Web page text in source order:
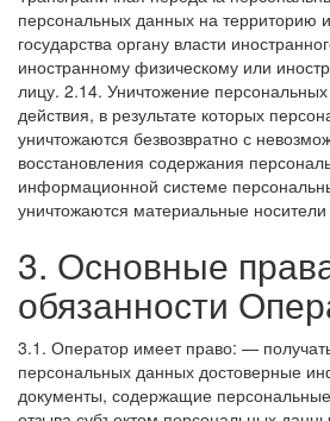
персональных данных на территорию
государства органу власти
иностранному физическому или
лицу. 2.14. Уничтожение
действия, в результате которых
уничтожаются безвозвратно с
восстановления содержания
информационной системе
уничтожаются материальные
3. Основные
обязанности
3.1. Оператор имеет право: —
персональных данных достоверные
документы, содержащие